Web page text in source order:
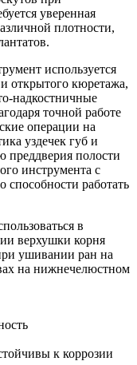
уверенная
плотности,
используется
открытого кюретажа,
надкостничные
точной работе
операции на
уздечек губ и
преддверия полости
инструмента с
способности работать
в
верхушки корня
ушивании ран на
на нижнечелюстном
к коррозии